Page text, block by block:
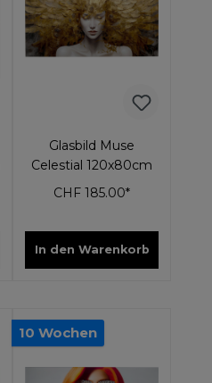
Glasbild Muse
Celestial 120x80cm
CHF 185.00*
In den Warenkorb
10 Wochen